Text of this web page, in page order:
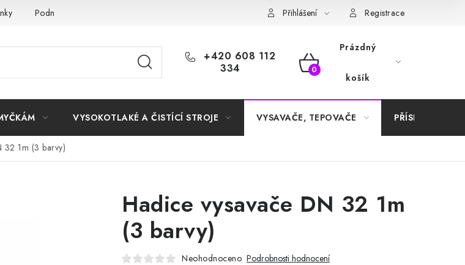
Podmínky ochrany osobních údajů Samoobslužné platební terminály
Přihlášení Registrace
+420 608 112
334
NÁKUPNÍ
Prázdný
košík
VYSOKOTLAKÉ A ČISTÍCÍ STROJE VYSAVAČE, TEPOVAČE PŘÍSLUŠENSTVÍ
32 1m (3 barvy)
Hadice vysavače DN 32 1m
(3 barvy)
Neohodnoceno Podrobnosti hodnocení